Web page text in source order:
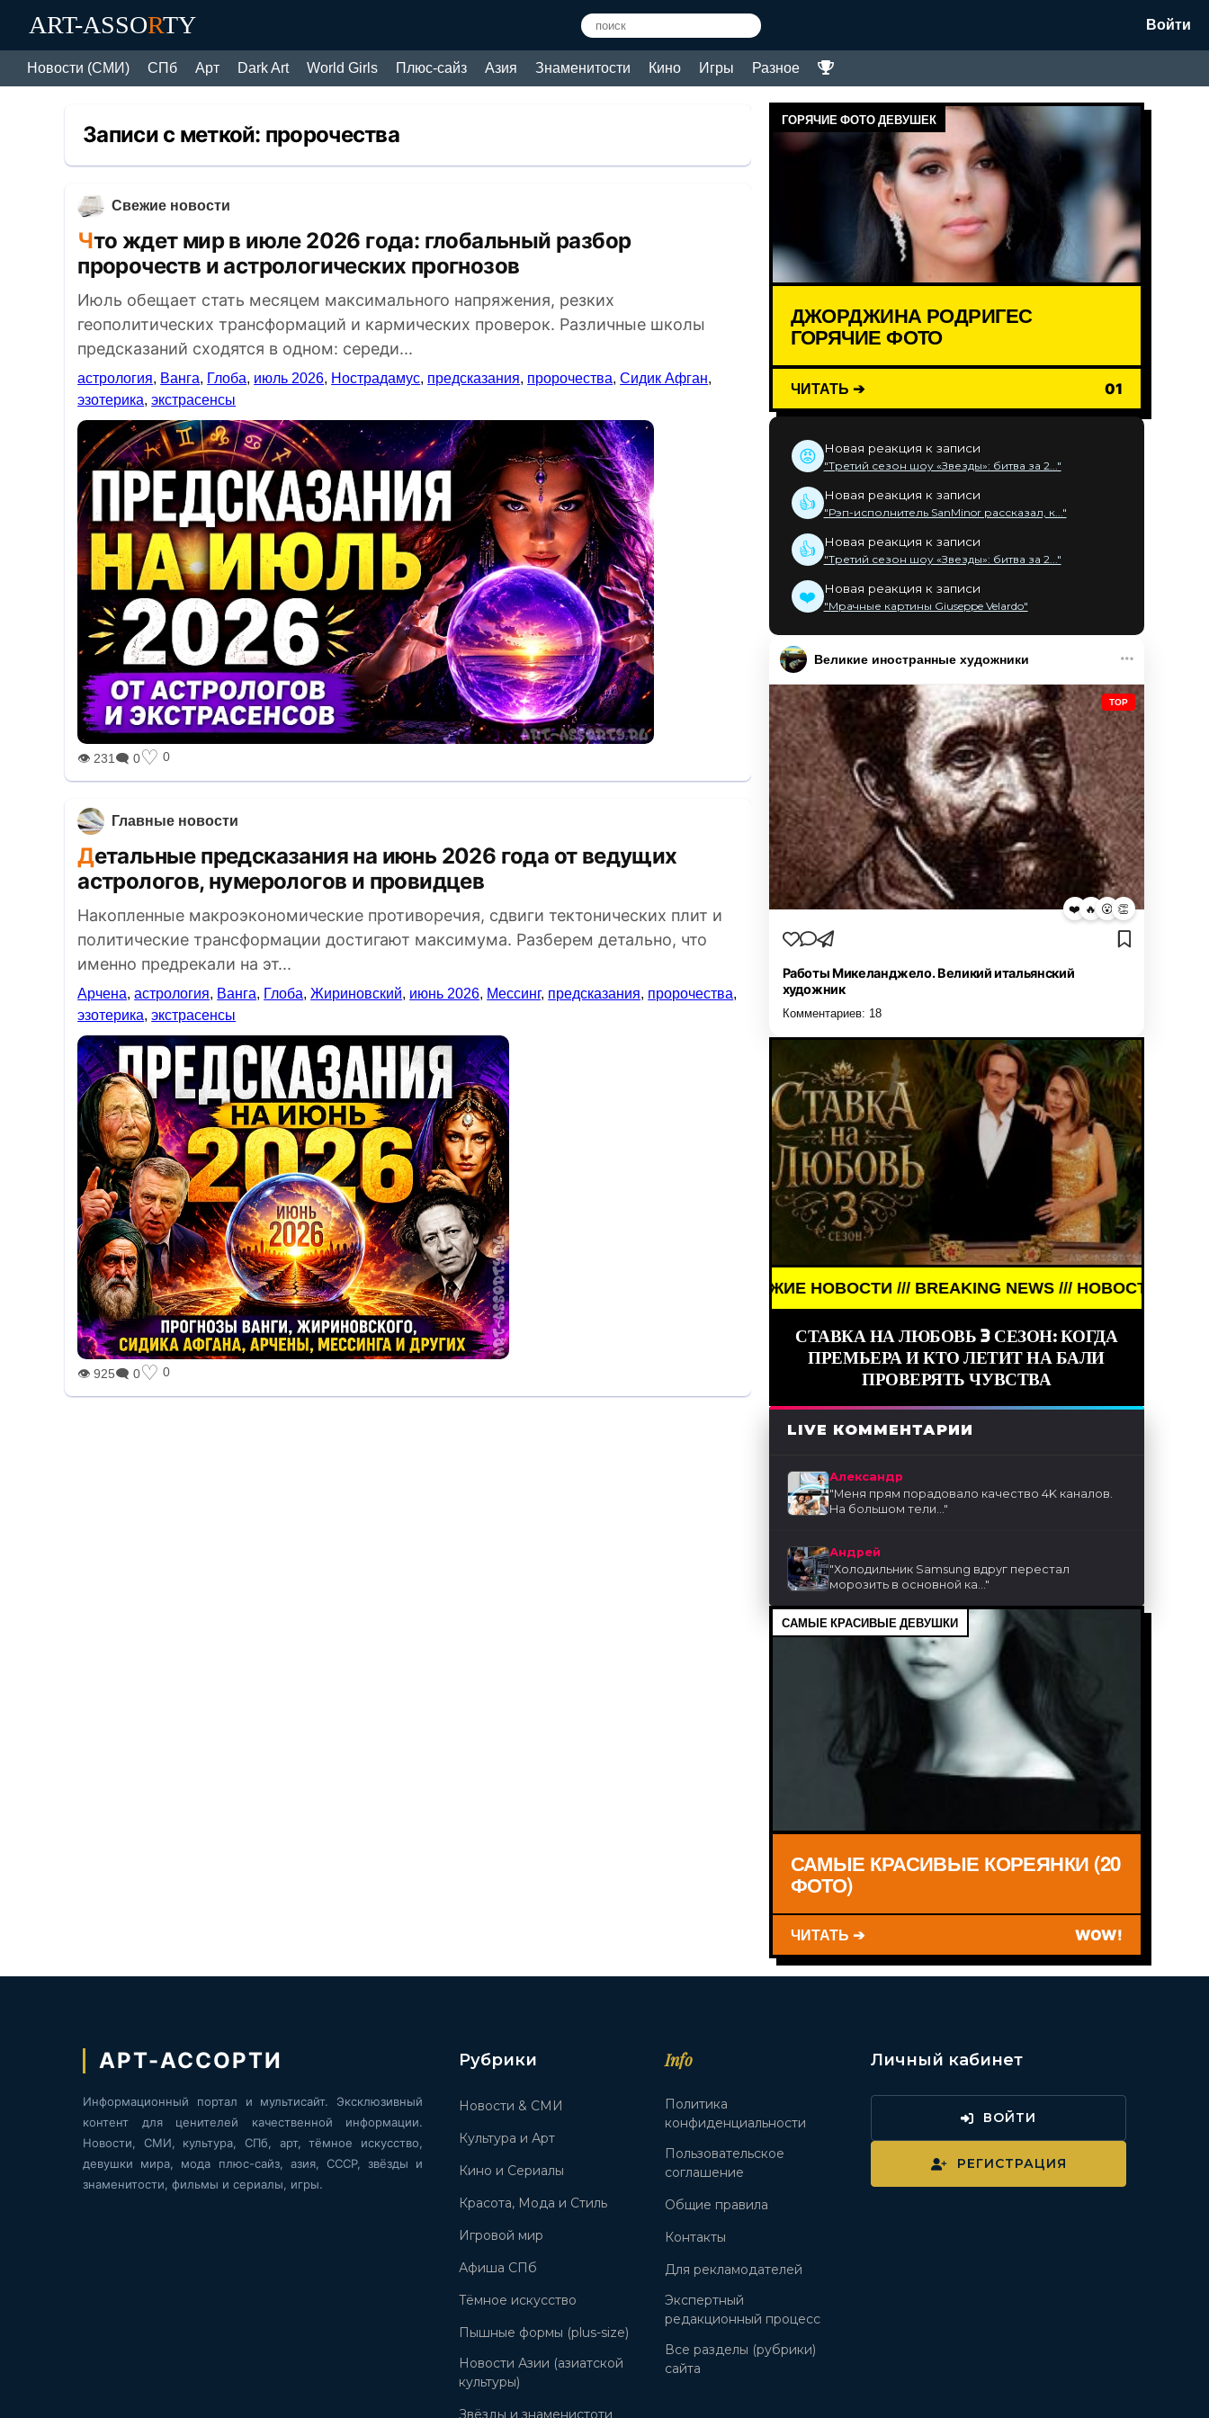
ART-ASSORTY Войти
Новости (СМИ) СПб Арт Dark Art World Girls Плюс-сайз Азия Знаменитости Кино Игры Разное
Записи с меткой: пророчества
Свежие новости
Что ждет мир в июле 2026 года: глобальный разбор
пророчеств и астрологических прогнозов
Июль обещает стать месяцем максимального напряжения, резких
геополитических трансформаций и кармических проверок. Различные школы
предсказаний сходятся в одном: середи...
астрология, Ванга, Глоба, июль 2026, Нострадамус, предсказания, пророчества,Сидик Афган,
эзотерика,экстрасенсы
👁 231 🗨 0♡ 0
Главные новости
Детальные предсказания на июнь 2026 года от ведущих
астрологов, нумерологов и провидцев
Накопленные макроэкономические противоречия, сдвиги тектонических плит и
политические трансформации достигают максимума. Разберем детально, что
именно предрекали на эт...
Арчена,астрология, Ванга, Глоба,Жириновский, июнь 2026, Мессинг, предсказания, пророчества,
эзотерика,экстрасенсы
👁 925🗨 0♡ 0
ГОРЯЧИЕ ФОТО ДЕВУШЕК
ДЖОРДЖИНА РОДРИГЕС
ГОРЯЧИЕ ФОТО
ЧИТАТЬ ➔ 01
😡 Новая реакция к записи
"Третий сезон шоу «Звезды»: битва за 2..."
👍 Новая реакция к записи
"Рэп-исполнитель SanMinor рассказал, к..."
👍 Новая реакция к записи
"Третий сезон шоу «Звезды»: битва за 2..."
❤️ Новая реакция к записи
"Мрачные картины Giuseppe Velardo"
Великие иностранные художники
TOP
❤️ 🔥 😮 👏
Работы Микеланджело. Великий итальянский
художник
Комментариев: 18
BREAKING NEWS /// НОВОСТИ (СМИ) /// СВЕЖИЕ НОВОСТИ /// BREAKING NEWS /// НОВОСТИ (СМИ) ///
СТАВКА НА ЛЮБОВЬ 3 СЕЗОН: КОГДА
ПРЕМЬЕРА И КТО ЛЕТИТ НА БАЛИ
ПРОВЕРЯТЬ ЧУВСТВА
LIVE КОММЕНТАРИИ
Александр
"Меня прям порадовало качество 4K каналов.
На большом тели..."
Андрей
"Холодильник Samsung вдруг перестал
морозить в основной ка..."
САМЫЕ КРАСИВЫЕ ДЕВУШКИ
САМЫЕ КРАСИВЫЕ КОРЕЯНКИ (20
ФОТО)
ЧИТАТЬ ➔ WOW!
АРТ-АССОРТИ
Информационный портал и мультисайт. Эксклюзивный
контент для ценителей качественной информации.
Новости, СМИ, культура, СПб, арт, тёмное искусство,
девушки мира, мода плюс-сайз, азия, СССР, звёзды и
знаменитости, фильмы и сериалы, игры.
Рубрики
Новости & СМИ
Культура и Арт
Кино и Сериалы
Красота, Мода и Стиль
Игровой мир
Афиша СПб
Тёмное искусство
Пышные формы (plus-size)
Новости Азии (азиатской
культуры)
Звёзды и знаменистоти
Info
Политика
конфиденциальности
Пользовательское
соглашение
Общие правила
Контакты
Для рекламодателей
Экспертный
редакционный процесс
Все разделы (рубрики)
сайта
Личный кабинет
ВОЙТИ
РЕГИСТРАЦИЯ